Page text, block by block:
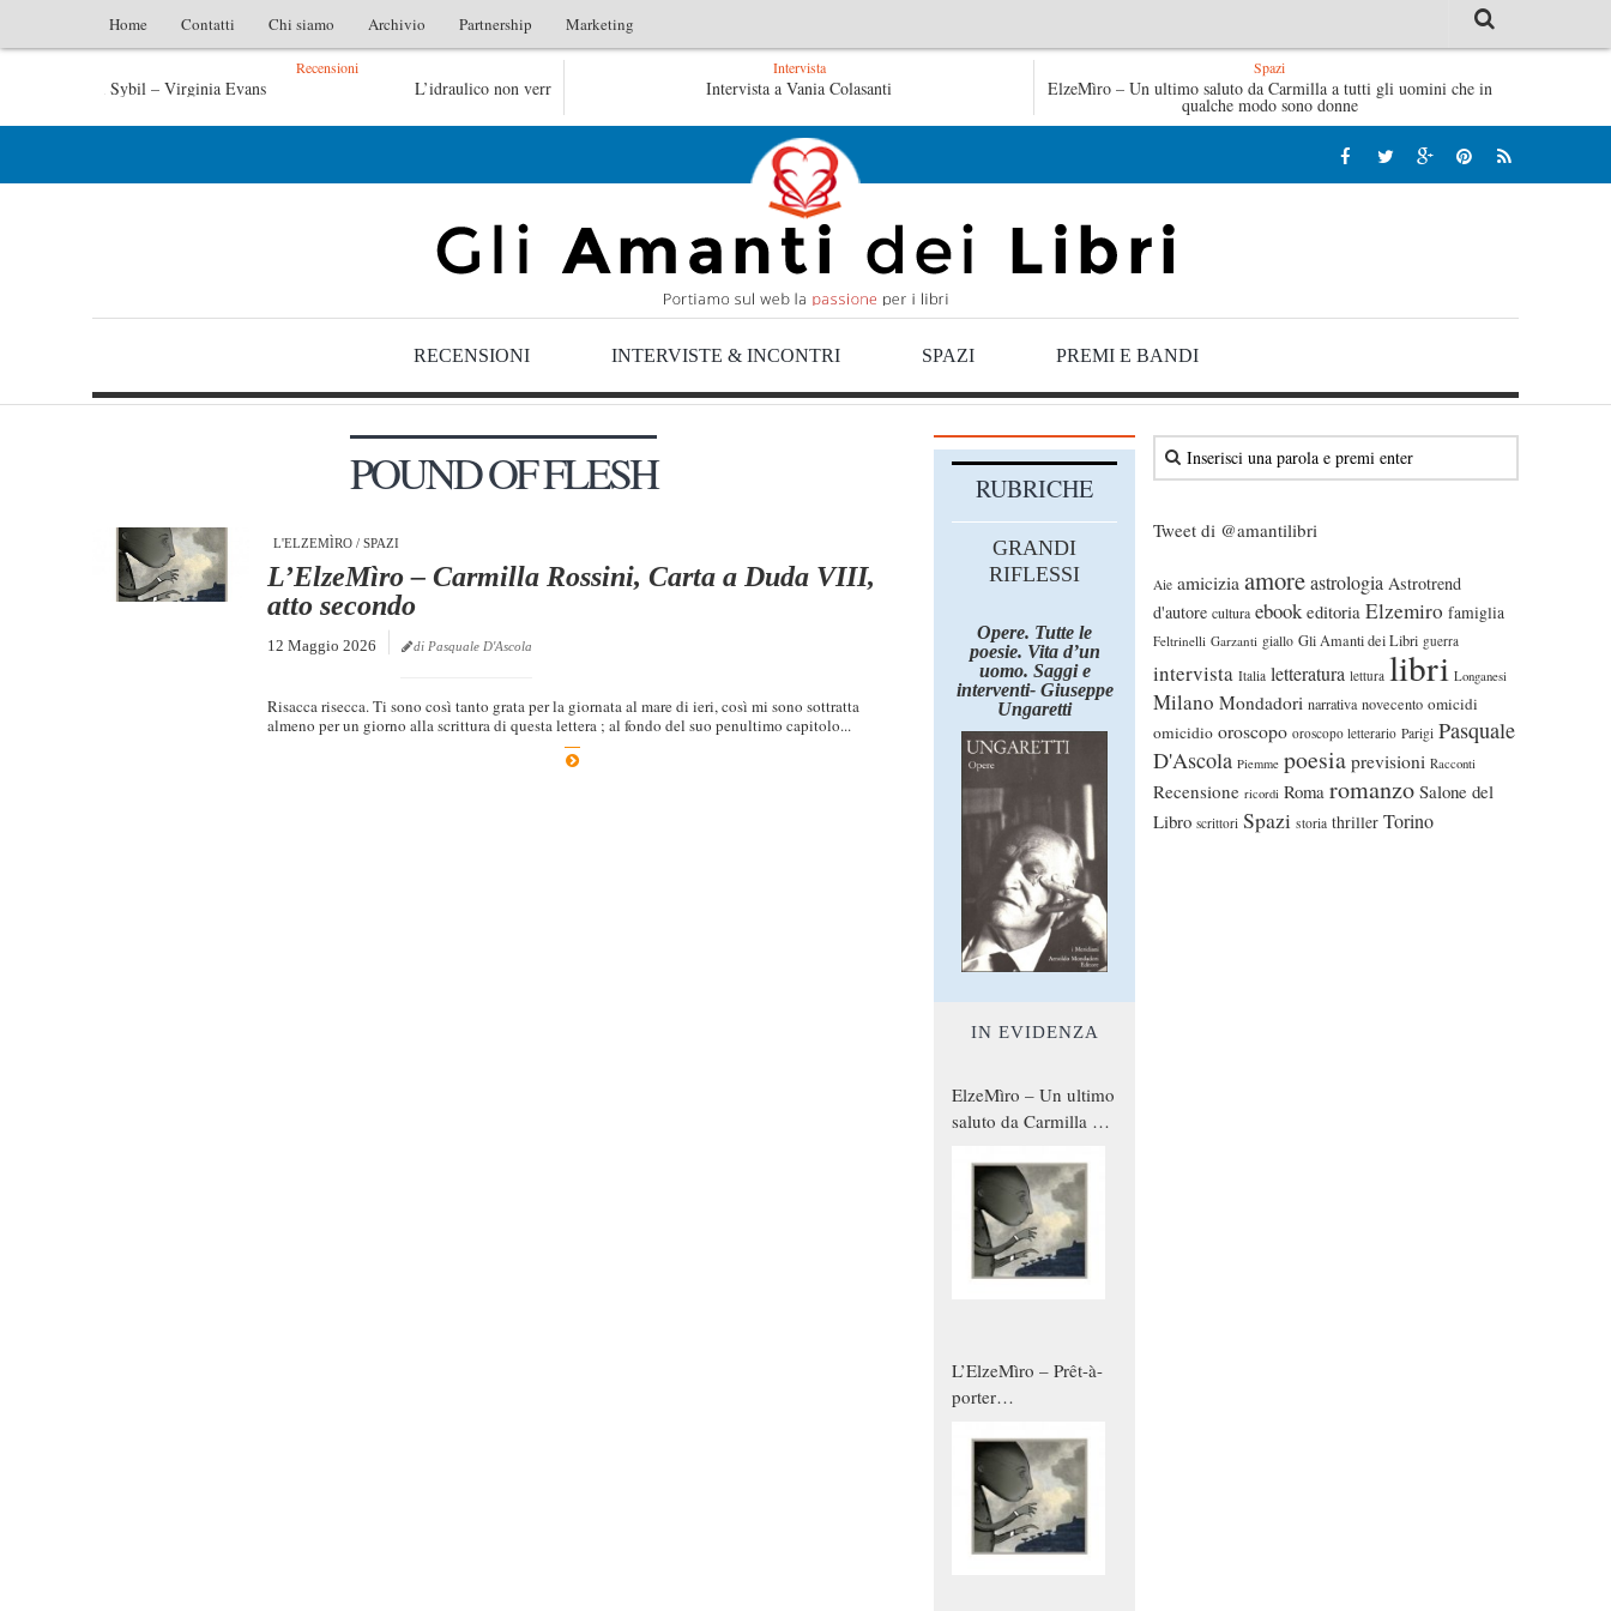
Home Contatti Chi siamo Archivio Partnership Marketing
Recensioni
L’idraulico non verrà – Fruttero & Lucentini Le anime salve di Fabrizio De André – Jan Gaggetta Tutte le mattine di Sybil – Virginia Evans
Le anime salve di Fabrizio De André – Jan Gaggetta
Intervista
Intervista a Vania Colasanti
Spazi
ElzeMìro – Un ultimo saluto da Carmilla a tutti gli uomini che in
qualche modo sono donne
RECENSIONI INTERVISTE & INCONTRI SPAZI PREMI E BANDI
POUND OF FLESH
L'ELZEMÌRO / SPAZI
L’ElzeMìro – Carmilla Rossini, Carta a Duda VIII,
atto secondo
12 Maggio 2026 di Pasquale D'Ascola
Risacca risecca. Ti sono così tanto grata per la giornata al mare di ieri, così mi sono sottratta
almeno per un giorno alla scrittura di questa lettera ; al fondo del suo penultimo capitolo...
Tweet di @amantilibri
Aie amicizia amoreastrologia Astrotrend
d'autore cultura ebook editoria Elzemiro famiglia
Feltrinelli Garzanti giallo Gli Amanti dei Libri guerra
intervista Italia letteratura lettura libri Longanesi
Milano Mondadori narrativa novecento omicidi
omicidio oroscopo oroscopo letterario Parigi Pasquale
D'Ascola Piemme poesia previsioni Racconti
Recensione ricordi Roma romanzo Salone del
Libro scrittori Spazi storia thriller Torino
RUBRICHE
GRANDI
RIFLESSI
Opere. Tutte le
poesie. Vita d’un
uomo. Saggi e
interventi- Giuseppe
Ungaretti
IN EVIDENZA
ElzeMìro – Un ultimo
saluto da Carmilla a
qualche modo sono
donne
L’ElzeMìro – Prêt-à-
porter